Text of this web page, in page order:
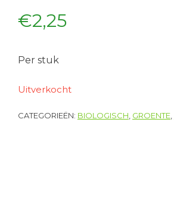
€2,25
Per stuk
Uitverkocht
CATEGORIEËN: BIOLOGISCH GROENTE